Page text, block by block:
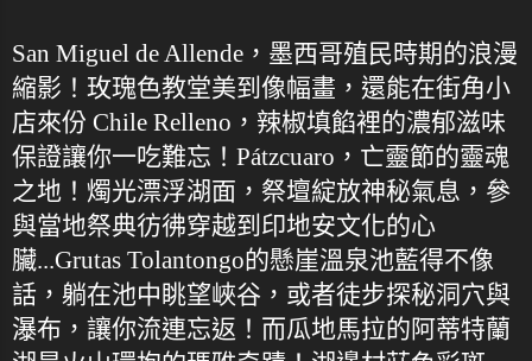
San Miguel de Allende，墨西哥殖民時期的浪漫
縮影！玫瑰色教堂美到像幅畫，還能在街角小
店來份 Chile Relleno，辣椒填餡裡的濃郁滋味
保證讓你一吃難忘！Pátzcuaro，亡靈節的靈魂
之地！燭光漂浮湖面，祭壇綻放神秘氣息，參
與當地祭典彷彿穿越到印地安文化的心
臟...Grutas Tolantongo的懸崖溫泉池藍得不像
話，躺在池中眺望峽谷，或者徒步探秘洞穴與
瀑布，讓你流連忘返！而瓜地馬拉的阿蒂特蘭